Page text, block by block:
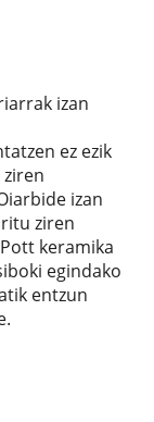
izan
ez ezik
izan
ziren
keramika
egindako
entzun